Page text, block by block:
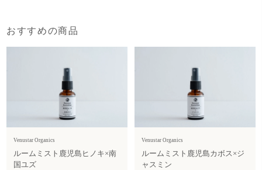
おすすめの商品
Venustar Organics
ルームミスト鹿児島ヒノキ×南
国ユズ
Venustar Organics
ルームミスト鹿児島カボス×ジ
ャスミン